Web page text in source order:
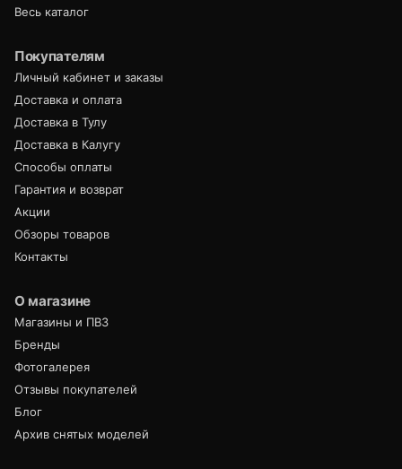
Весь каталог
Покупателям
Личный кабинет и заказы
Доставка и оплата
Доставка в Тулу
Доставка в Калугу
Способы оплаты
Гарантия и возврат
Акции
Обзоры товаров
Контакты
О магазине
Магазины и ПВЗ
Бренды
Фотогалерея
Отзывы покупателей
Блог
Архив снятых моделей